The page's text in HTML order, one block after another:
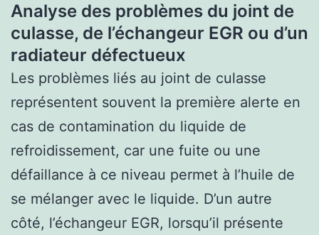
Analyse des problèmes du joint de
culasse, de l’échangeur EGR ou d’un
radiateur défectueux
Les problèmes liés au joint de culasse
représentent souvent la première alerte en
cas de contamination du liquide de
refroidissement, car une fuite ou une
défaillance à ce niveau permet à l’huile de
se mélanger avec le liquide. D’un autre
côté, l’échangeur EGR, lorsqu’il présente